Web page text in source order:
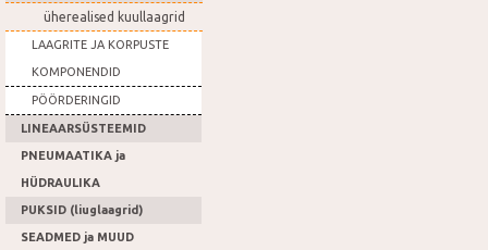
üherealised kuullaagrid
LAAGRITE JA KORPUSTE
KOMPONENDID
PÖÖRDERINGID
LINEAARSÜSTEEMID
PNEUMAATIKA ja
HÜDRAULIKA
PUKSID (liuglaagrid)
SEADMED ja MUUD